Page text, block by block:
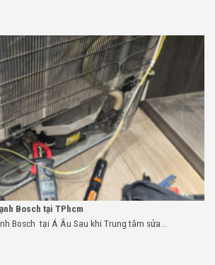
Bosch tại TPhcm
Bosch tại Á Âu Sau khi Trung tâm sửa...